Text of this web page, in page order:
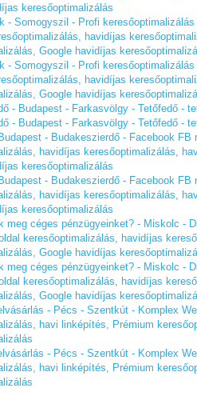
keresőoptimalizálás
- Somogyszil - Profi
havidíjas
Google havidíjas
- Somogyszil - Profi
havidíjas
Google havidíjas
- Budapest - Farkasvölgy - Tetőfedő -
- Budapest - Farkasvölgy - Tetőfedő -
- Budakeszierdő - Facebook FB
havidíjas keresőoptimalizálás,
keresőoptimalizálás
- Budakeszierdő - Facebook FB
havidíjas keresőoptimalizálás,
keresőoptimalizálás
meg céges pénzügyeinket? - Miskolc -
keresőoptimalizálás, havidíjas
Google havidíjas
meg céges pénzügyeinket? - Miskolc -
keresőoptimalizálás, havidíjas
Google havidíjas
- Pécs - Szentkút - Komplex
havi linképítés, Prémium
- Pécs - Szentkút - Komplex
havi linképítés, Prémium